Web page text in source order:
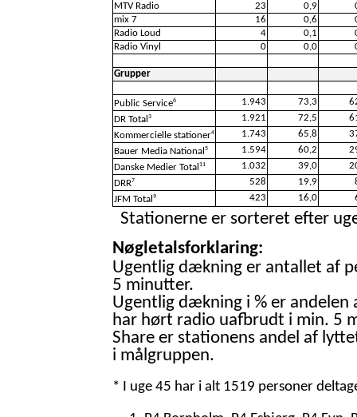
MTV Radio
23 0,9
mix 7
16 0,6
Radio Loud
4 0,1
Radio Vinyl
0 0,0
Grupper
Public Service6 1.943 73,3
DR Total 3 1.921 72,5
Kommercielle stationer4 1.743 65,8
Bauer Media National 5 1.594 60,2
Danske Medier Total 11 1.032 39,0
DRR7 528 19,9
JFM Total 9 423 16,0
Stationerne er sorteret efter
Nøgletalsforklaring:
Ugentlig dækning er antallet af
5 minutter.
Ugentlig dækning i % er
har hørt radio uafbrudt i min. 5
Share er stationens andel af
i målgruppen.
* I uge 45 har i alt 1519 personer